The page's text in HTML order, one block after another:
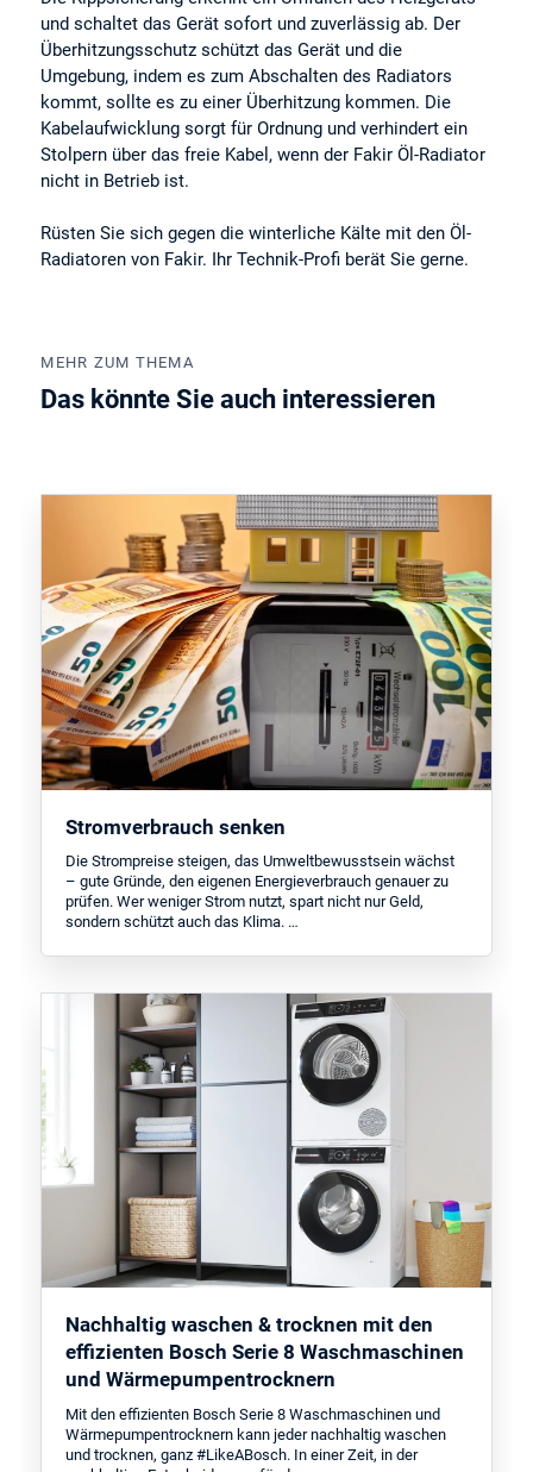
und schaltet das Gerät sofort und zuverlässig ab. Der
Überhitzungsschutz schützt das Gerät und die
Umgebung, indem es zum Abschalten des Radiators
kommt, sollte es zu einer Überhitzung kommen. Die
Kabelaufwicklung sorgt für Ordnung und verhindert ein
Stolpern über das freie Kabel, wenn der Fakir Öl-Radiator
nicht in Betrieb ist.
Rüsten Sie sich gegen die winterliche Kälte mit den Öl-
Radiatoren von Fakir. Ihr Technik-Profi berät Sie gerne.
MEHR ZUM THEMA
Das könnte Sie auch interessieren
Stromverbrauch senken
Die Strompreise steigen, das Umweltbewusstsein wächst
– gute Gründe, den eigenen Energieverbrauch genauer zu
prüfen. Wer weniger Strom nutzt, spart nicht nur Geld,
sondern schützt auch das Klima. …
Nachhaltig waschen & trocknen mit den
effizienten Bosch Serie 8 Waschmaschinen
und Wärmepumpentrocknern
Mit den effizienten Bosch Serie 8 Waschmaschinen und
Wärmepumpentrocknern kann jeder nachhaltig waschen
und trocknen, ganz #LikeABosch. In einer Zeit, in der